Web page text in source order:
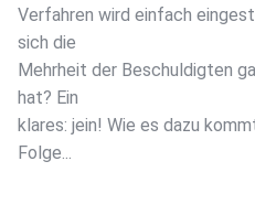
Verfahren wird einfach
sich die
Mehrheit der Beschuldigten
hat? Ein
klares: jein! Wie es dazu
Folge...